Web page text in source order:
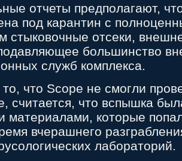
отчеты предполагают,
под карантин с
стыковочные отсеки,
большинство
служб комплекса.
что Scope не смогли
считается, что вспышка
материалами, которые
вчерашнего
лабораторий.